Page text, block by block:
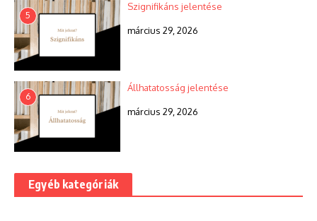
5
Szignifikáns jelentése
március 29, 2026
6
Állhatatosság jelentése
március 29, 2026
Egyéb kategóriák